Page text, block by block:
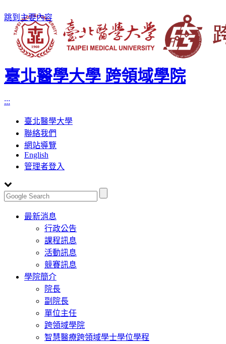
跳到主要內容
臺北醫學大學 跨領域學院
:::
臺北醫學大學
聯絡我們
網站導覽
English
管理者登入
Toggle
navigation
最新消息
行政公告
課程訊息
活動訊息
競賽訊息
學院簡介
院長
副院長
單位主任
跨領域學院
智慧醫療跨領域學士學位學程